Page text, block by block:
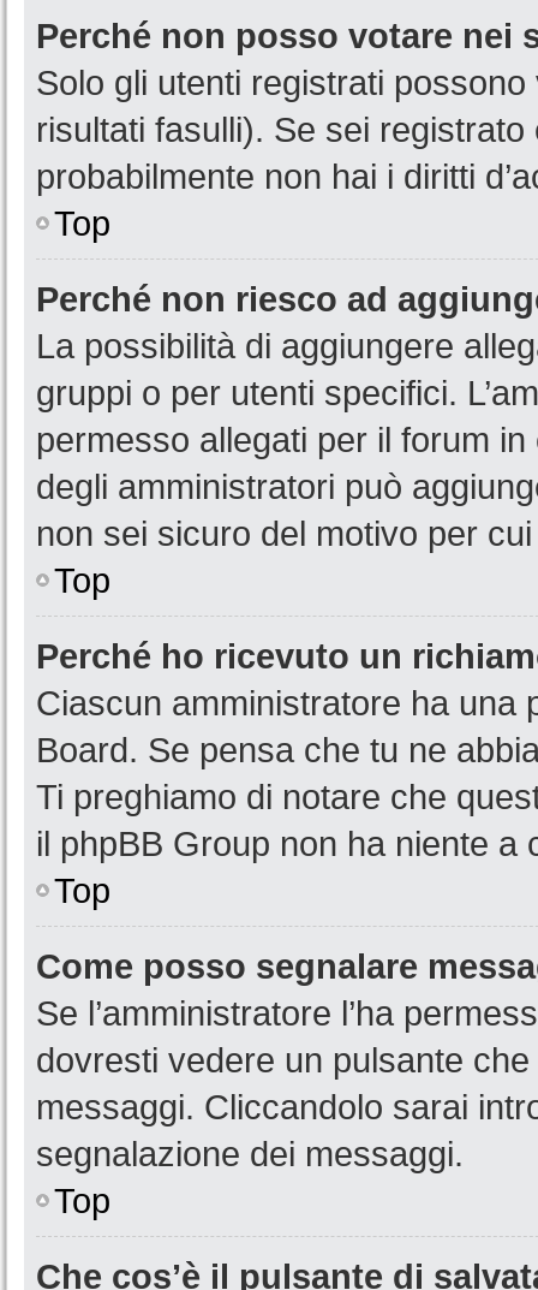
Perché non posso votare nei
Solo gli utenti registrati
risultati fasulli). Se sei
probabilmente non hai i diritti
Top
Perché non riesco ad
La possibilità di aggiungere
gruppi o per utenti specifici.
permesso allegati per il forum
degli amministratori può
non sei sicuro del motivo per
Top
Perché ho ricevuto un
Ciascun amministratore ha una
Board. Se pensa che tu ne
Ti preghiamo di notare che
il phpBB Group non ha niente a
Top
Come posso segnalare
Se l’amministratore l’ha
dovresti vedere un pulsante
messaggi. Cliccandolo sarai
segnalazione dei messaggi.
Top
Che cos’è il pulsante di